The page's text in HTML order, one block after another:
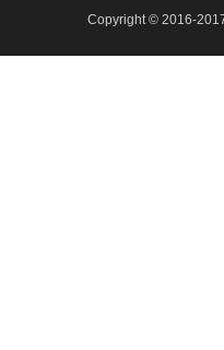
Copyright © 2016-